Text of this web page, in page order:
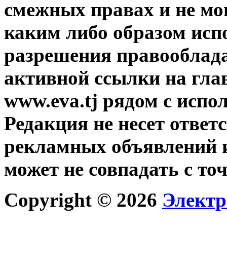
смежных правах и не
каким либо образом
разрешения
активной ссылки на
www.eva.tj рядом с
Редакция не несет
рекламных объявлений
может не совпадать с
Copyright © 2026